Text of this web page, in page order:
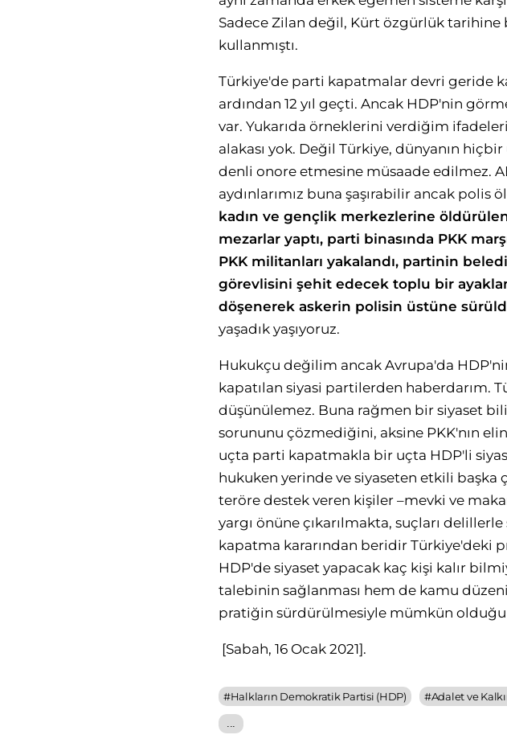
Sadece Zilan değil, Kürt özgürlük tarihine
kullanmıştı.
Türkiye'de parti kapatmalar devri geride
ardından 12 yıl geçti. Ancak HDP'nin
var. Yukarıda örneklerini verdiğim
alakası yok. Değil Türkiye, dünyanın
denli onore etmesine müsaade edilmez.
aydınlarımız buna şaşırabilir ancak polis
kadın ve gençlik merkezlerine
mezarlar yaptı, parti binasında PKK
PKK militanları yakalandı, partinin
görevlisini şehit edecek toplu bir
döşenerek askerin polisin üstüne
yaşadık yaşıyoruz.
Hukukçu değilim ancak Avrupa'da
kapatılan siyasi partilerden haberdarım.
düşünülemez. Buna rağmen bir siyaset
sorununu çözmediğini, aksine PKK'nın
uçta parti kapatmakla bir uçta HDP'li
hukuken yerinde ve siyaseten etkili başka
teröre destek veren kişiler –mevki ve
yargı önüne çıkarılmakta, suçları
kapatma kararından beridir Türkiye'deki
HDP'de siyaset yapacak kaç kişi kalır
talebinin sağlanması hem de kamu
pratiğin sürdürülmesiyle mümkün
[Sabah, 16 Ocak 2021].
#Halkların Demokratik Partisi (HDP) #Adalet ve